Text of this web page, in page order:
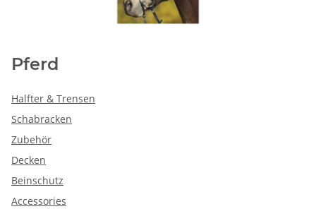
Pferd
Halfter & Trensen
Schabracken
Zubehör
Decken
Beinschutz
Accessories